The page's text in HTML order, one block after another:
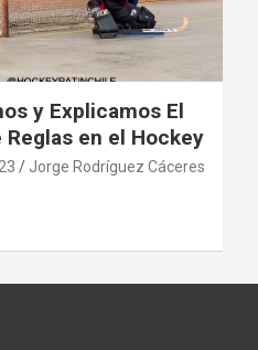
y Explicamos El
Reglas en el Hockey
Jorge Rodríguez Cáceres